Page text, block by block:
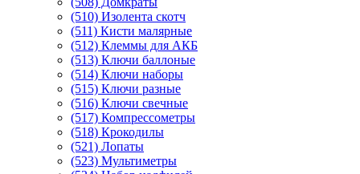
(510) Изолента скотч
(511) Кисти малярные
(512) Клеммы для АКБ
(513) Ключи баллоные
(514) Ключи наборы
(515) Ключи разные
(516) Ключи свечные
(517) Компрессометры
(518) Крокодилы
(521) Лопаты
(523) Мультиметры